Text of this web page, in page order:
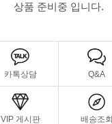
상품 준비중 입니다.
카톡상담 Q&A
VIP 게시판 배송조회